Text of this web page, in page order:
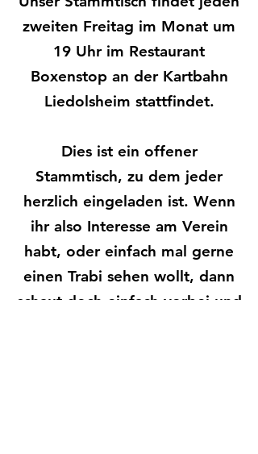
zweiten Freitag im Monat um
19 Uhr im Restaurant
Boxenstop an der Kartbahn
Liedolsheim stattfindet.
Dies ist ein offener
Stammtisch, zu dem jeder
herzlich eingeladen ist. Wenn
ihr also Interesse am Verein
habt, oder einfach mal gerne
einen Trabi sehen wollt, dann
schaut doch einfach vorbei und